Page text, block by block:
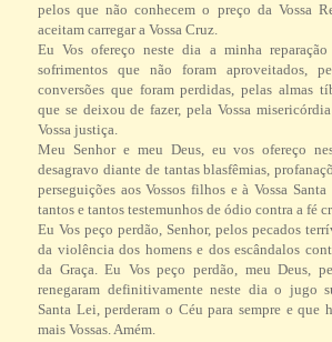
pelos que não conhecem o preço da Vossa
aceitam carregar a Vossa Cruz.
Eu Vos ofereço neste dia a minha
sofrimentos que não foram aproveitados,
conversões que foram perdidas, pelas almas
que se deixou de fazer, pela Vossa
Vossa justiça.
Meu Senhor e meu Deus, eu vos ofereço
desagravo diante de tantas blasfêmias,
perseguições aos Vossos filhos e à Vossa
tantos e tantos testemunhos de ódio contra a fé
Eu Vos peço perdão, Senhor, pelos pecados
da violência dos homens e dos escândalos
da Graça. Eu Vos peço perdão, meu Deus,
renegaram definitivamente neste dia o jugo
Santa Lei, perderam o Céu para sempre e que
mais Vossas. Amém.